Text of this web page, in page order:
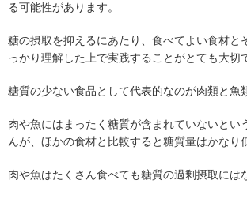
る可能性があります。
糖の摂取を抑えるにあたり、食べてよい食材と
っかり理解した上で実践することがとても大切
糖質の少ない食品として代表的なのが肉類と魚
肉や魚にはまったく糖質が含まれていないとい
んが、ほかの食材と比較すると糖質量はかなり
肉や魚はたくさん食べても糖質の過剰摂取には